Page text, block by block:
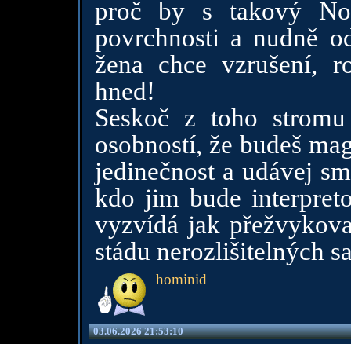
proč by s takový
povrchnosti a nudně
žena chce vzrušení,
hned!
Seskoč z toho
osobností, že budeš
jedinečnost a udávej
kdo jim bude
vyzvídá jak
stádu nerozlišitelných
hominid
03.06.2026 21:53:10